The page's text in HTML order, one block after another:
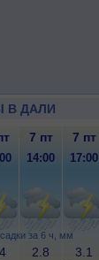
В ДАЛИ
за 6 ч, мм
7 пт 7 пт
14:00 17:00
2.8 3.1